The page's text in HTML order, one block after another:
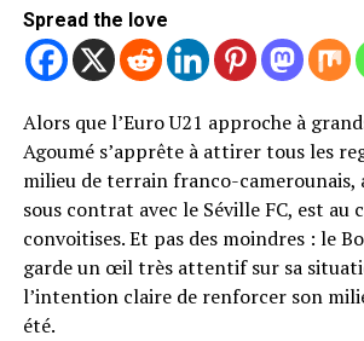
Spread the love
Alors que l’Euro U21 approche à
Agoumé s’apprête à attirer tous les
milieu de terrain franco-camerounais,
sous contrat avec le Séville FC, est au
convoitises. Et pas des moindres : le
garde un œil très attentif sur sa
l’intention claire de renforcer son
été.